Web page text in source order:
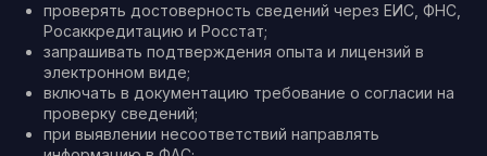
проверять достоверность сведений через ЕИС, ФНС,
Росаккредитацию и Росстат;
запрашивать подтверждения опыта и лицензий в
электронном виде;
включать в документацию требование о согласии на
проверку сведений;
при выявлении несоответствий направлять